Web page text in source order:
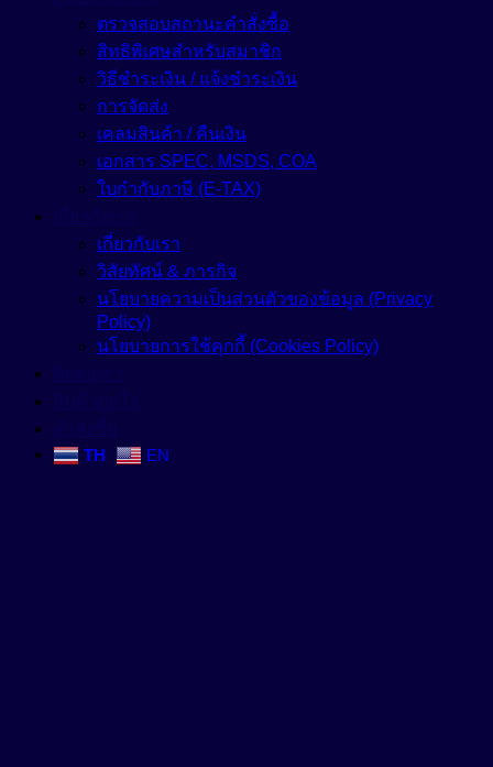
ตรวจสอบสถานะคำสั่งซื้อ
สิทธิพิเศษสำหรับสมาชิก
วิธีชำระเงิน / แจ้งชำระเงิน
การจัดส่ง
เคลมสินค้า / คืนเงิน
เอกสาร SPEC, MSDS, COA
ใบกำกับภาษี (E-TAX)
เกี่ยวกับเรา
วิสัยทัศน์ & ภารกิจ
นโยบายความเป็นส่วนตัวของข้อมูล (Privacy
Policy)
นโยบายการใช้คุกกี้ (Cookies Policy)
TH
EN